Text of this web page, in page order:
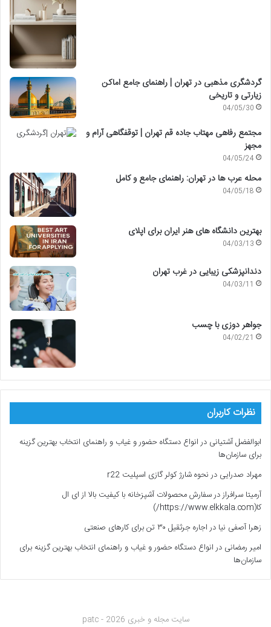
گردشگری مذهبی در تهران | راهنمای جامع اماکن
زیارتی و تاریخی
04/05/30
مجتمع رفاهی مهتاب جاده قم تهران | توقفگاهی آرام و
مجهز
04/05/24
محله عرب ها در تهران: راهنمای جامع و کامل
04/05/18
بهترین دانشگاه های هنر ایران برای اپلای
04/03/13
دندانپزشکی زیبایی در غرب تهران
04/03/11
جواهر دوزی با چسب
04/02/21
نظرات کاربران
ابوالفضل آشتیانی درانواع دستگاه حضور و غیاب و راهنمای انتخاب بهترین گزینه
برای سازمان‌ها
مهراد صدرایی درنحوه شارژ کولر گازی اسپلیت r22
آرمیتا سرافرازدرسفارش محصولات آشپزخانه با کیفیت بالا از ای ال
کا(https://www.elkkala.com/)
زهرا آصفی نیا دراجاره جرثقیل ۳۰ تن برای کارهای صنعتی
امیر رمضانی درانواع دستگاه حضور و غیاب و راهنمای انتخاب بهترین گزینه برای
سازمان‌ها
سایت مجله و خبری patc - 2026